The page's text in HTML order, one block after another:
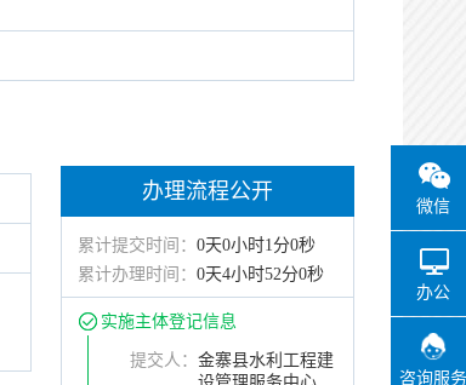
微信
办公
咨询服务
办理流程公开
累计提交时间： 0天0小时1分0秒
累计办理时间： 0天4小时52分0秒
实施主体登记信息
提交人： 金寨县水利工程建